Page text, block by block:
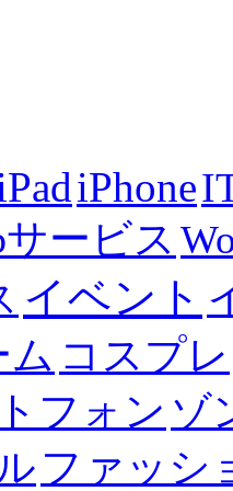
iPhone
サービス
イベント
ム コスプレ
フォン ゾ
ファッシ